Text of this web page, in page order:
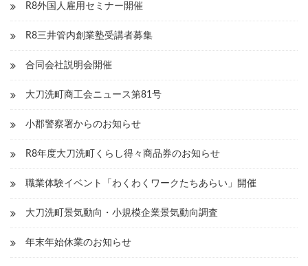
R8外国人雇用セミナー開催
R8三井管内創業塾受講者募集
合同会社説明会開催
大刀洗町商工会ニュース第81号
小郡警察署からのお知らせ
R8年度大刀洗町くらし得々商品券のお知らせ
職業体験イベント「わくわくワークたちあらい」開催
大刀洗町景気動向・小規模企業景気動向調査
年末年始休業のお知らせ